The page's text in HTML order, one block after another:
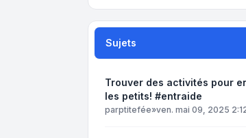
Sujets
Trouver des activités pour
les petits! #entraide
parptitefée»ven. mai 09, 2025